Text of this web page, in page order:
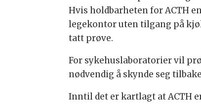
Hvis holdbarheten for ACTH
legekontor uten tilgang på
tatt prøve.
For sykehuslaboratorier vil
nødvendig å skynde seg
Inntil det er kartlagt at ACTH